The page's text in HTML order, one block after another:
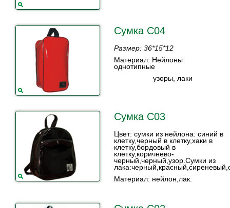
Сумка С04
Размер: 36*15*12
Материал: Нейлоны
однотипные
узоры, лаки
Сумка С03
Цвет: сумки из нейлона: синий в
клетку,черный в клетку,хаки в
клетку,бордовый в
клетку,коричнево-
черный,черный,узор.Сумки из
Материал: нейлон,лак.